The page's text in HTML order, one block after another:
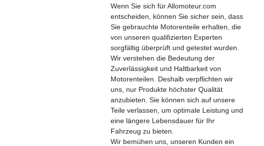
Wenn Sie sich für Allomoteur.com
entscheiden, können Sie sicher sein, dass
Sie gebrauchte Motorenteile erhalten, die
von unseren qualifizierten Experten
sorgfältig überprüft und getestet wurden.
Wir verstehen die Bedeutung der
Zuverlässigkeit und Haltbarkeit von
Motorenteilen. Deshalb verpflichten wir
uns, nur Produkte höchster Qualität
anzubieten. Sie können sich auf unsere
Teile verlassen, um optimale Leistung und
eine längere Lebensdauer für Ihr
Fahrzeug zu bieten.
Wir bemühen uns, unseren Kunden ein